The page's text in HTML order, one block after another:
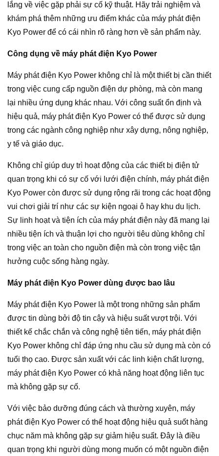
lắng về việc gặp phải sự cố kỹ thuật. Hãy trải nghiệm và
khám phá thêm những ưu điểm khác của máy phát điện
Kyo Power để có cái nhìn rõ ràng hơn về sản phẩm này.
Công dụng về máy phát điện Kyo Power
Máy phát điện Kyo Power không chỉ là một thiết bị cần thiết
trong việc cung cấp nguồn điện dự phòng, mà còn mang
lại nhiều ứng dụng khác nhau. Với công suất ổn định và
hiệu quả, máy phát điện Kyo Power có thể được sử dụng
trong các ngành công nghiệp như xây dựng, nông nghiệp,
y tế và giáo dục.
Không chỉ giúp duy trì hoạt động của các thiết bị điện tử
quan trọng khi có sự cố với lưới điện chính, máy phát điện
Kyo Power còn được sử dụng rộng rãi trong các hoạt động
vui chơi giải trí như các sự kiện ngoại ô hay khu du lịch.
Sự linh hoạt và tiện ích của máy phát điện này đã mang lại
nhiều tiện ích và thuận lợi cho người tiêu dùng không chỉ
trong việc an toàn cho nguồn điện mà còn trong việc tận
hưởng cuộc sống hàng ngày.
Máy phát điện Kyo Power dùng được bao lâu
Máy phát điện Kyo Power là một trong những sản phẩm
được tin dùng bởi độ tin cậy và hiệu suất vượt trội. Với
thiết kế chắc chắn và công nghệ tiên tiến, máy phát điện
Kyo Power không chỉ đáp ứng nhu cầu sử dụng mà còn có
tuổi thọ cao. Được sản xuất với các linh kiện chất lượng,
máy phát điện Kyo Power có khả năng hoạt động liên tục
mà không gặp sự cố.
Với việc bảo dưỡng đúng cách và thường xuyên, máy
phát điện Kyo Power có thể hoạt động hiệu quả suốt hàng
chục năm mà không gặp sự giảm hiệu suất. Đây là điều
quan trọng khi người dùng mong muốn có một nguồn điện